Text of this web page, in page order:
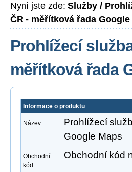
Nyní jste zde: Služby /
ČR - měřítková řada Google
Prohlížecí
měřítková řada
Informace o produktu
Název
Prohlížecí
Google Maps
Obchodní
kód
Obchodní kód